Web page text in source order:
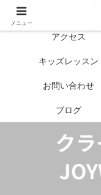
アクセス
キッズレッスン
お問い合わせ
ブログ
メニュー